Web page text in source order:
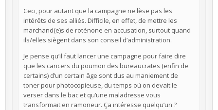
Ceci, pour autant que la campagne ne lèse pas les
intérêts de ses alliés. Difficile, en effet, de mettre les
marchand(e)s de roténone en accusation, surtout quand
ils/elles siègent dans son conseil d’administration.
Je pense qu’il faut lancer une campagne pour faire dire
que les cancers du poumon des bureaucrates (enfin de
certains) d’un certain âge sont dus au maniement de
toner pour photocopieuse, du temps où on devait le
verser dans le bac et qu’une maladresse vous
transformait en ramoneur. Ça intéresse quelqu’un ?